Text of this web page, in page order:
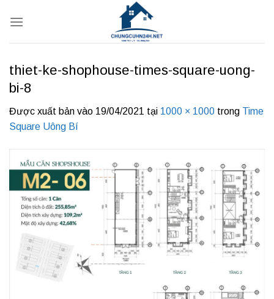
qua
thiet-ke-shophouse-times-square-uong-
bi-8
Được xuất bản vào 19/04/2021 tại 1000 × 1000 trong Time
Square Uông Bí